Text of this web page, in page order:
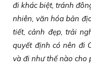
đi khác biệt, tránh
nhiên, văn hóa bản
tiết, cảnh đẹp, trải
quyết định có nên đi
và đi như thế nào cho